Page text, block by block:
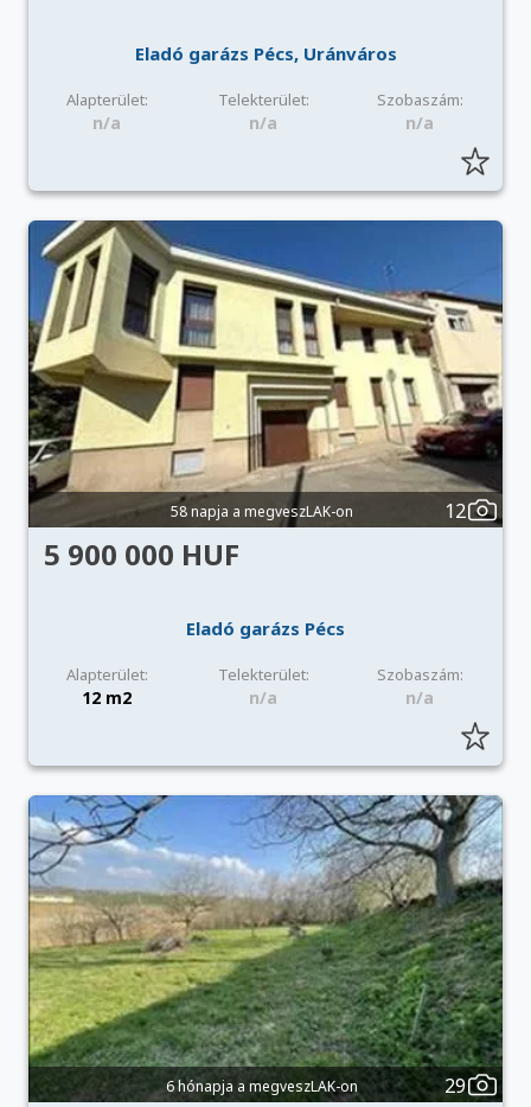
Eladó garázs Pécs, Uránváros
Alapterület: Telekterület: Szobaszám:
n/a n/a n/a
58 napja a megveszLAK-on 12
5 900 000 HUF
Eladó garázs Pécs
Alapterület: Telekterület: Szobaszám:
12 m2 n/a n/a
6 hónapja a megveszLAK-on 29